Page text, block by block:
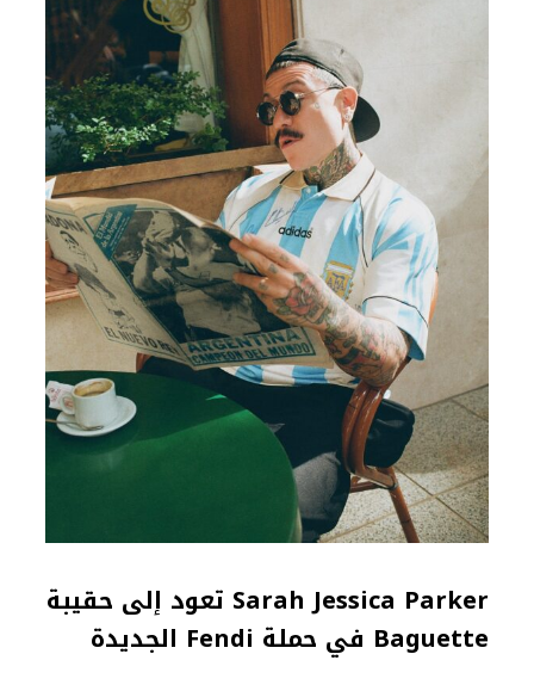
Sarah Jessica Parker تعود إلى حقيبة
Baguette في حملة Fendi الجديدة